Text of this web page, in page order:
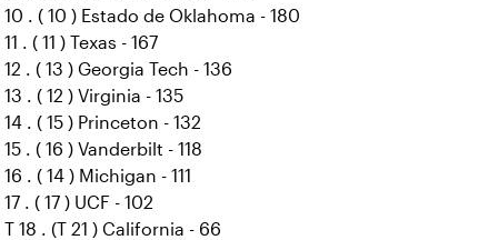
10 . ( 10 ) Estado de Oklahoma - 180
11 . ( 11 ) Texas - 167
12 . ( 13 ) Georgia Tech - 136
13 . ( 12 ) Virginia - 135
14 . ( 15 ) Princeton - 132
15 . ( 16 ) Vanderbilt - 118
16 . ( 14 ) Michigan - 111
17 . ( 17 ) UCF - 102
T 18 . (T 21 ) California - 66